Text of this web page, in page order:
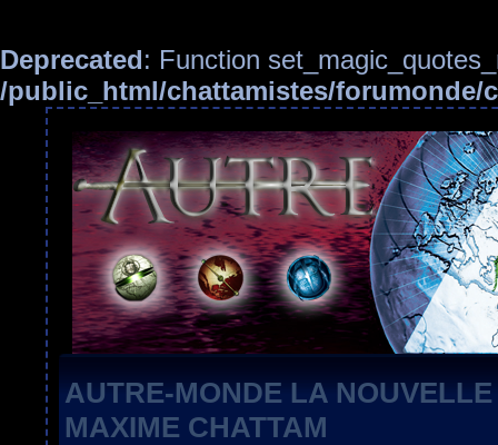
Deprecated: Function
/public_html/chattamistes/forumonde/
AUTRE-MONDE LA
MAXIME CHATTAM